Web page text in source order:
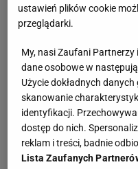
ustawień plików cookie
przeglądarki.
My, nasi Zaufani
dane osobowe w
Użycie dokładnych
skanowanie
identyfikacji.
dostęp do nich.
reklam i treści, badnie
Lista Zaufanych